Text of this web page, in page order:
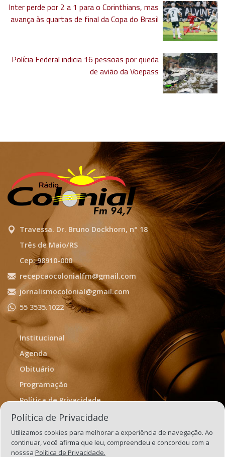
Inter perde por 2 a 1 para o Corinthians, mas
avança às quartas de final da Copa do Brasil
Polícia Federal indicia 16 pessoas por queda
de avião da Voepass
Travessa. Dr. Bruno Dockhorn, n° 18
Três de Maio/RS
Cep: 98910-000
recepcaocolonialfm@gmail.com
jornalismocolonial@gmail.com
55 3535.1022
Institucional
Agenda
Obituário
Programação
Política de Privacidade
Termos de Uso
Política de Privacidade
Utilizamos cookies para melhorar a experiência de navegação. Ao
continuar, você afirma que leu, compreendeu e concordou com a
nosssa Política de Privacidade.